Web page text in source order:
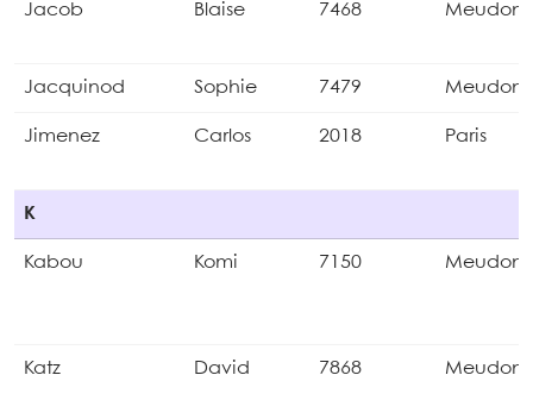
Jacob Blaise 7468 Meudon
Jacquinod Sophie 7479 Meudon
Jimenez Carlos 2018 Paris
K
Kabou Komi 7150 Meudon
Katz David 7868 Meudon